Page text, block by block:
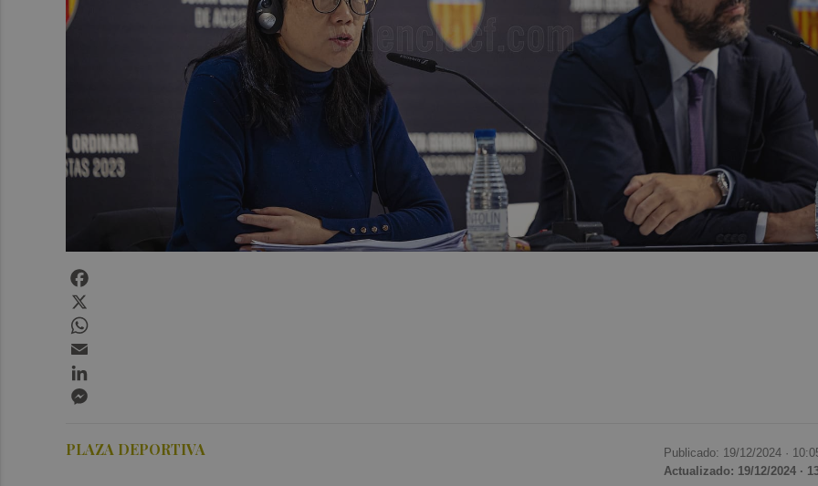
PLAZA DEPORTIVA Publicado: 19/12/2024 ·
Actualizado: 19/12/2024 ·